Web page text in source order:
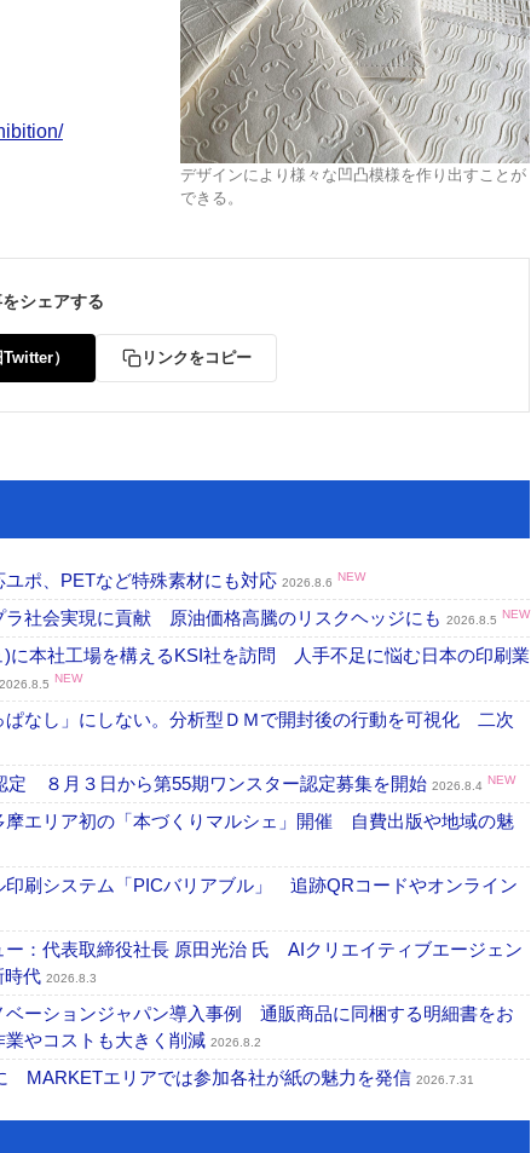
デザインにより様々な凹凸模様を作り出すことが
できる。
シェアする
） リンクをコピー
ポ、PETなど特殊素材にも対応 2026.8.6 NEW
社会実現に貢献 原油価格高騰のリスクヘッジにも 2026.8.5 NEW
)に本社工場を構えるKSI社を訪問 人手不足に悩む日本の印刷業
2026.8.5 NEW
なし」にしない。分析型ＤＭで開封後の行動を可視化 二次
８月３日から第55期ワンスター認定募集を開始 2026.8.4 NEW
エリア初の「本づくりマルシェ」開催 自費出版や地域の魅
刷システム「PICバリアブル」 追跡QRコードやオンライン
：代表取締役社長 原田光治 氏 AIクリエイティブエージェン
時代 2026.8.3
ベーションジャパン導入事例 通販商品に同梱する明細書をお
やコストも大きく削減 2026.8.2
MARKETエリアでは参加各社が紙の魅力を発信 2026.7.31